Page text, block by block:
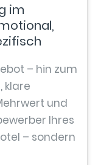
im
– hin zum
klare
und
Ihres
– sondern